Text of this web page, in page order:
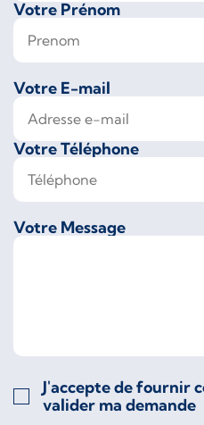
Votre Prénom
Votre E-mail
Votre Téléphone
Votre Message
J'accepte de fournir
valider ma demande